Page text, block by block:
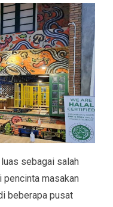
sebagai salah
masakan
beberapa pusat